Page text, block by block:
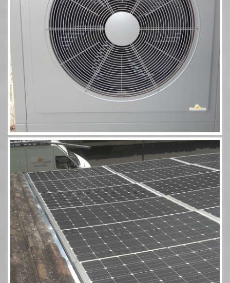
Photovoltaïque Rivsol 5,8 couplé